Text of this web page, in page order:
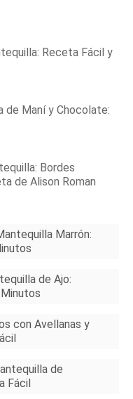
Receta Fácil y
de Maní y Chocolate:
Bordes
de Alison Roman
Marrón:
de Ajo:
con Avellanas y
de
Fácil